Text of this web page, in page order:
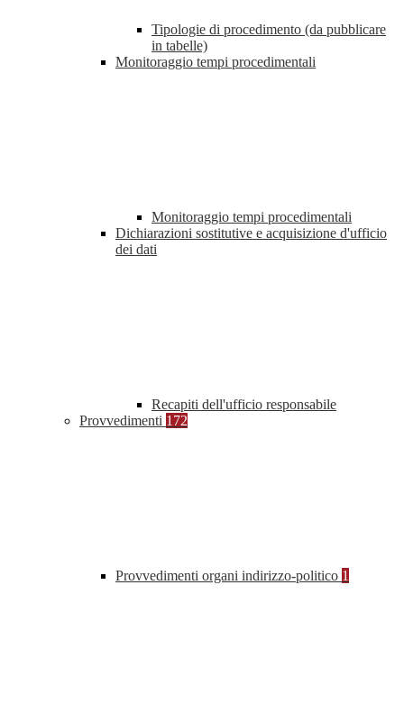
Tipologie di procedimento (da pubblicare
in tabelle)
Monitoraggio tempi procedimentali
Monitoraggio tempi procedimentali
Dichiarazioni sostitutive e acquisizione d'ufficio
dei dati
Recapiti dell'ufficio responsabile
Provvedimenti 172
Provvedimenti organi indirizzo-politico 1